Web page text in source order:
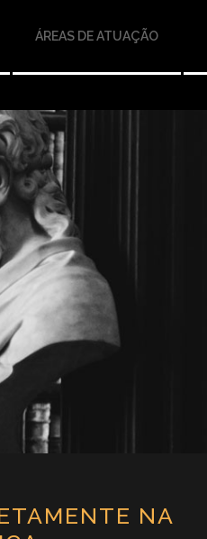
ÁREAS DE ATUAÇÃO
NA